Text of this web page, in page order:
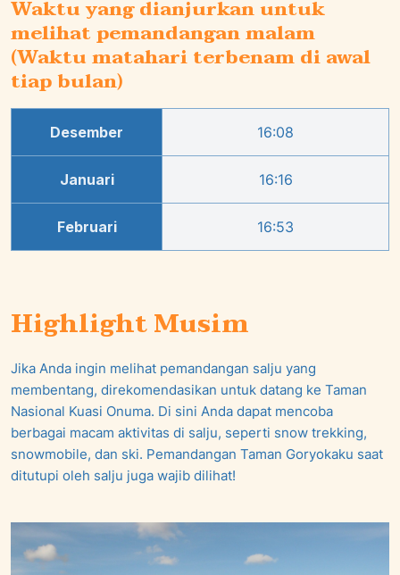
Waktu yang dianjurkan untuk
melihat pemandangan malam
(Waktu matahari terbenam di awal
tiap bulan)
Desember 16:08
Januari 16:16
Februari 16:53
Highlight Musim
Jika Anda ingin melihat pemandangan salju yang
membentang, direkomendasikan untuk datang ke Taman
Nasional Kuasi Onuma. Di sini Anda dapat mencoba
berbagai macam aktivitas di salju, seperti snow trekking,
snowmobile, dan ski. Pemandangan Taman Goryokaku saat
ditutupi oleh salju juga wajib dilihat!